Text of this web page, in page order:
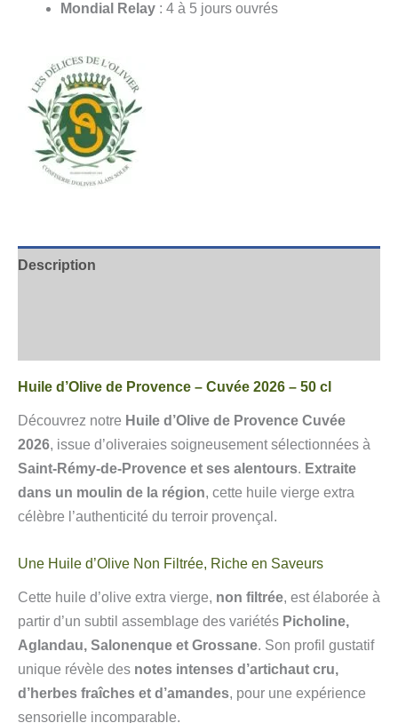
Mondial Relay : 4 à 5 jours ouvrés
Description
Huile d’Olive de Provence – Cuvée 2026 – 50 cl
Découvrez notre Huile d’Olive de Provence Cuvée
2026, issue d’oliveraies soigneusement sélectionnées à
Saint-Rémy-de-Provence et ses alentours. Extraite
dans un moulin de la région, cette huile vierge extra
célèbre l’authenticité du terroir provençal.
Une Huile d’Olive Non Filtrée, Riche en Saveurs
Cette huile d’olive extra vierge, non filtrée, est élaborée à
partir d’un subtil assemblage des variétés Picholine,
Aglandau, Salonenque et Grossane. Son profil gustatif
unique révèle des notes intenses d’artichaut cru,
d’herbes fraîches et d’amandes, pour une expérience
sensorielle incomparable.